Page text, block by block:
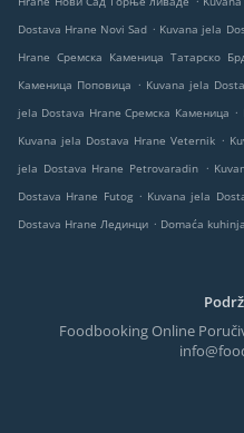
Dostava Hrane Novi Sad . Kuvana jela
Hrane Сремска Каменица Татарско
Каменица Поповица . Kuvana jela
jela Dostava Hrane Сремска Каменица .
Kuvana jela Dostava Hrane Veternik .
jela Dostava Hrane Petrovaradin .
Dostava Hrane Futog . Kuvana jela
Dostava Hrane Лединци . Domaća
Foodbooking Online